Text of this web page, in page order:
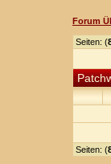
Forum
Seiten: (
Seiten: (